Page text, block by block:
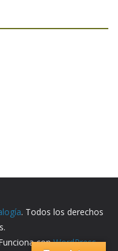
. Todos los derechos
conWordPress.